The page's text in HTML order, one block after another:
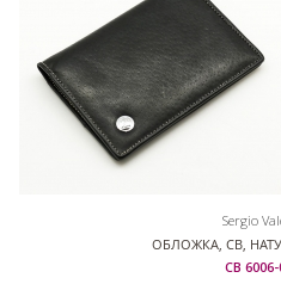
Sergio
ОБЛОЖКА, СВ,
СВ